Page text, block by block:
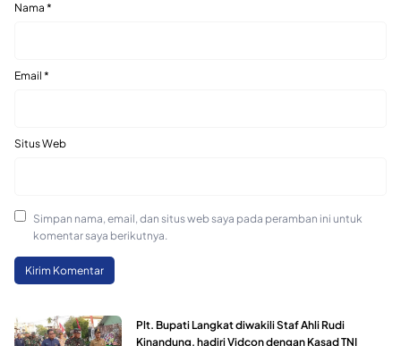
Nama *
Email *
Situs Web
Simpan nama, email, dan situs web saya pada peramban ini untuk
komentar saya berikutnya.
Plt. Bupati Langkat diwakili Staf Ahli Rudi
Kinandung, hadiri Vidcon dengan Kasad TNI